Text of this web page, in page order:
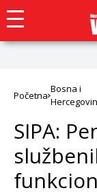
Početna
Bosna i
SIPA: